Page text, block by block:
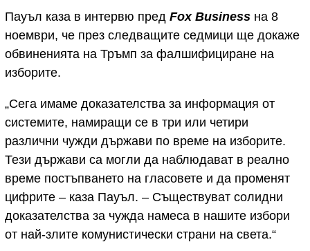
Пауъл каза в интервю пред Fox Business на 8
ноември, че през следващите седмици ще докаже
обвиненията на Тръмп за фалшифициране на
изборите.
„Сега имаме доказателства за информация от
системите, намиращи се в три или четири
различни чужди държави по време на изборите.
Тези държави са могли да наблюдават в реално
време постъпването на гласовете и да променят
цифрите – каза Пауъл. – Съществуват солидни
доказателства за чужда намеса в нашите избори
от най-злите комунистически страни на света.“